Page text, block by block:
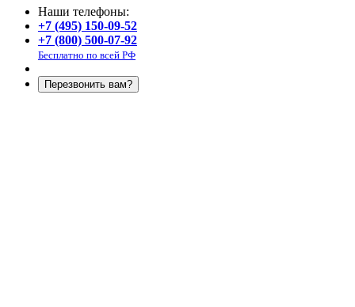
Наши телефоны:
+7 (495) 150-09-52
+7 (800) 500-07-92
Бесплатно по всей РФ
Перезвонить вам?